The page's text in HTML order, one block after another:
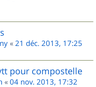
« 21 déc. 2013, 17:25
pour compostelle
« 04 nov. 2013, 17:32